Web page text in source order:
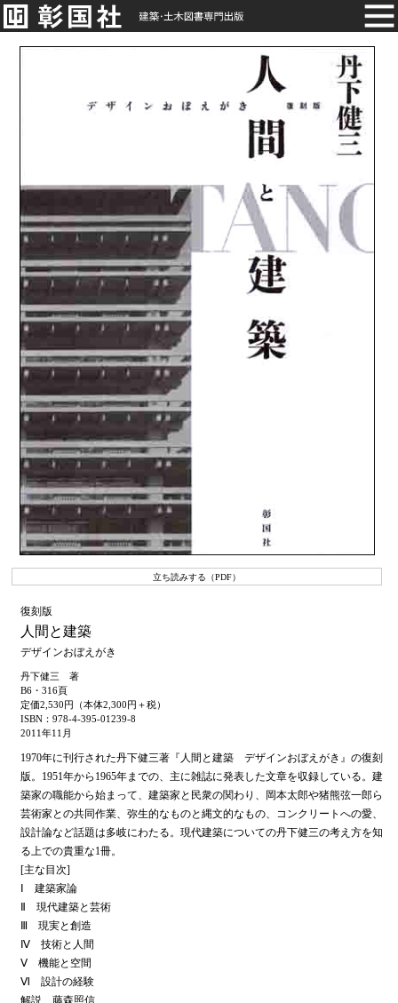
立ち読みする（PDF）
復刻版
人間と建築
デザインおぼえがき
丹下健三 著
B6・316頁
定価2,530円（本体2,300円＋税）
ISBN：978-4-395-01239-8
2011年11月
1970年に刊行された丹下健三著『人間と建築 デザインおぼえがき』の復刻
版。1951年から1965年までの、主に雑誌に発表した文章を収録している。建
築家の職能から始まって、建築家と民衆の関わり、岡本太郎や猪熊弦一郎ら
芸術家との共同作業、弥生的なものと縄文的なもの、コンクリートへの愛、
設計論など話題は多岐にわたる。現代建築についての丹下健三の考え方を知
る上での貴重な1冊。
[主な目次]
Ⅰ 建築家論
Ⅱ 現代建築と芸術
Ⅲ 現実と創造
Ⅳ 技術と人間
Ⅴ 機能と空間
Ⅵ 設計の経験